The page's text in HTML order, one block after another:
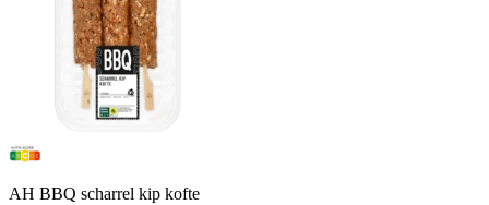
AH BBQ scharrel kip kofte